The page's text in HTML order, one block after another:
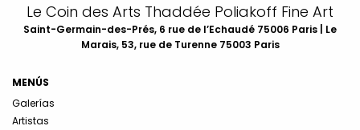
Le Coin des Arts Thaddée Poliakoff Fine Art
Saint-Germain-des-Prés, 6 rue de l’Echaudé 75006 Paris | Le
Marais, 53, rue de Turenne 75003 Paris
MENÚS
Galerías
Artistas